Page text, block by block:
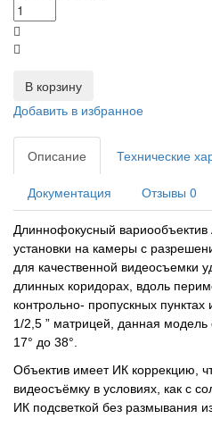
В корзину
Добавить в избранное
Описание
Технические
Документация Отзывы 0
Длиннофокусный вариообъектив
установки на камеры с
для качественной видеосъемки
длинных коридорах, вдоль
контрольно- пропускных
1/2,5 ” матрицей, данная модель
17° до 38°.
Объектив имеет ИК коррекцию,
видеосъёмку в условиях, как с
ИК подсветкой без размывания